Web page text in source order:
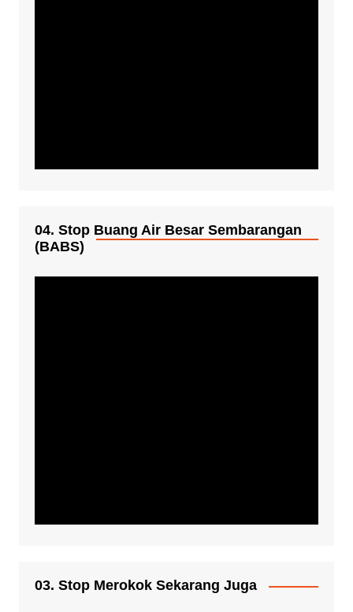
04. Stop Buang Air Besar Sembarangan
(BABS)
03. Stop Merokok Sekarang Juga